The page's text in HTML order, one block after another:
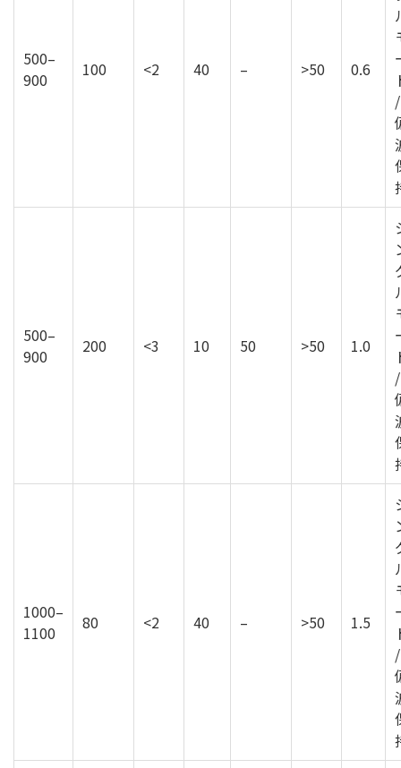
500–
900
100 <2 40 – >50 0.6
/
500–
900
200 <3 10 50 >50 1.0
/
1000–
1100
80 <2 40 – >50 1.5
/